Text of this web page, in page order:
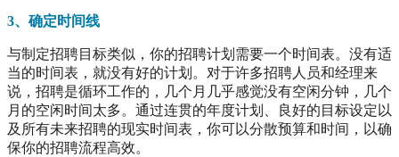
3、确定时间线
与制定招聘目标类似，你的招聘计划需要一个时间表。没有适
当的时间表，就没有好的计划。对于许多招聘人员和经理来
说，招聘是循环工作的，几个月几乎感觉没有空闲分钟，几个
月的空闲时间太多。通过连贯的年度计划、良好的目标设定以
及所有未来招聘的现实时间表，你可以分散预算和时间，以确
保你的招聘流程高效。